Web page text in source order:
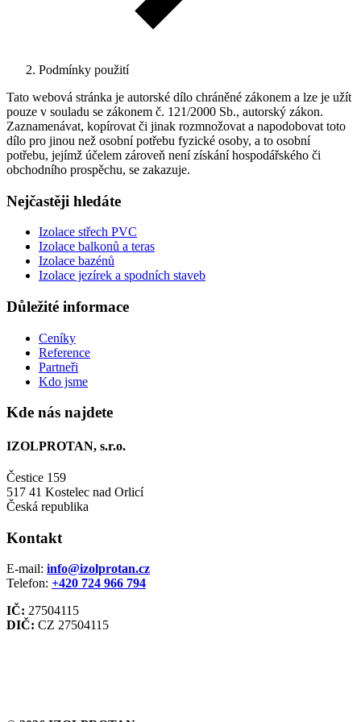
Podmínky použití
Tato webová stránka je autorské dílo chráněné zákonem a lze je užít
pouze v souladu se zákonem č. 121/2000 Sb., autorský zákon.
Zaznamenávat, kopírovat či jinak rozmnožovat a napodobovat toto
dílo pro jinou než osobní potřebu fyzické osoby, a to osobní
potřebu, jejímž účelem zároveň není získání hospodářského či
obchodního prospěchu, se zakazuje.
Nejčastěji hledáte
Izolace střech PVC
Izolace balkonů a teras
Izolace bazénů
Izolace jezírek a spodních staveb
Důležité informace
Ceníky
Reference
Partneři
Kdo jsme
Kde nás najdete
IZOLPROTAN, s.r.o.
Čestice 159
517 41 Kostelec nad Orlicí
Česká republika
Kontakt
E-mail: info@izolprotan.cz
Telefon: +420 724 966 794
IČ: 27504115
DIČ: CZ 27504115